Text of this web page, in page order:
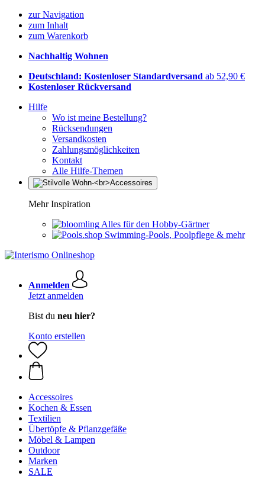
zur Navigation
zum Inhalt
zum Warenkorb
Nachhaltig Wohnen
Deutschland: Kostenloser Standardversand ab 52,90 €
Kostenloser Rückversand
Hilfe
Wo ist meine Bestellung?
Rücksendungen
Versandkosten
Zahlungsmöglichkeiten
Kontakt
Alle Hilfe-Themen
Mehr Inspiration
Alles für den Hobby-Gärtner
Swimming-Pools, Poolpflege & mehr
Anmelden
Jetzt anmelden
Bist du neu hier?
Konto erstellen
Accessoires
Kochen & Essen
Textilien
Übertöpfe & Pflanzgefäße
Möbel & Lampen
Outdoor
Marken
SALE